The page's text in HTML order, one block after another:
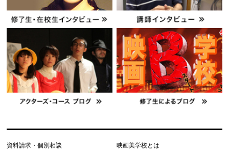
資料請求・個別相談
映画美学校とは